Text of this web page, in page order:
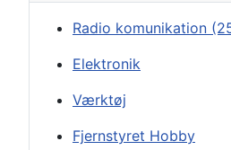
Radio komunikation
Elektronik
Værktøj
Fjernstyret Hobby